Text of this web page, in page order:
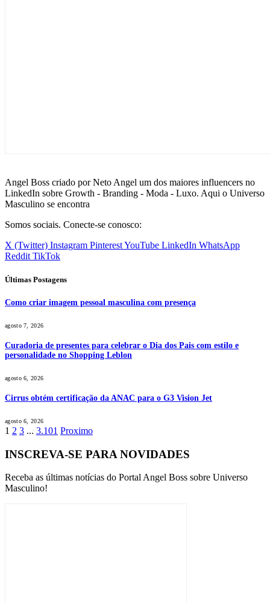
Angel Boss criado por Neto Angel um dos maiores influencers no
LinkedIn sobre Growth - Branding - Moda - Luxo. Aqui o Universo
Masculino se encontra
Somos sociais. Conecte-se conosco:
X (Twitter) Instagram PinterestYouTube LinkedIn WhatsApp
Reddit TikTok
Últimas Postagens
Como criar imagem pessoal masculina com presença
agosto 7, 2026
Curadoria de presentes para celebrar o Dia dos Pais com estilo e
personalidade no Shopping Leblon
agosto 6, 2026
Cirrus obtém certificação da ANAC para o G3 Vision Jet
agosto 6, 2026
1 2 3 ... 3.101 Proximo
INSCREVA-SE PARA NOVIDADES
Receba as últimas notícias do Portal Angel Boss sobre Universo
Masculino!